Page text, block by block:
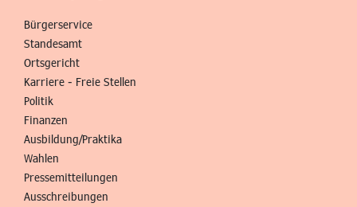
Bürgerservice
Standesamt
Ortsgericht
Karriere - Freie Stellen
Politik
Finanzen
Ausbildung/Praktika
Wahlen
Pressemitteilungen
Ausschreibungen